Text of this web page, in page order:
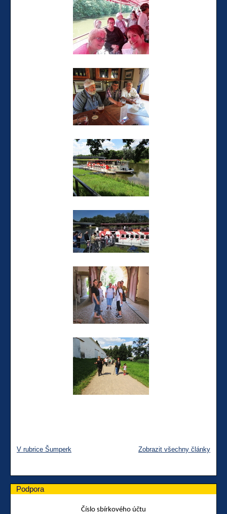
V rubrice Šumperk Zobrazit všechny články
Podpora
Číslo sbírkového účtu